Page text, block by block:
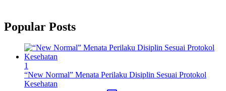
Popular Posts
1
“New Normal” Menata Perilaku Disiplin Sesuai Protokol
Kesehatan